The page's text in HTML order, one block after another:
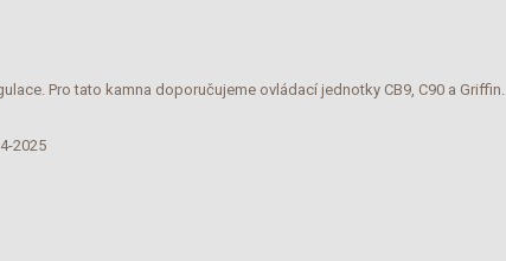
Pro tato kamna doporučujeme ovládací jednotky CB9, C90 a Griffin.
2025